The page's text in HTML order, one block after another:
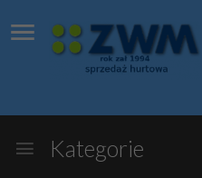
Kategorie